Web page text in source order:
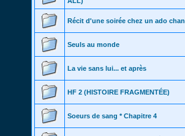
Récit d'une soirée chez un ado
Seuls au monde
La vie sans lui... et après
HF 2 (HISTOIRE FRAGMENTÉE)
Soeurs de sang * Chapitre 4